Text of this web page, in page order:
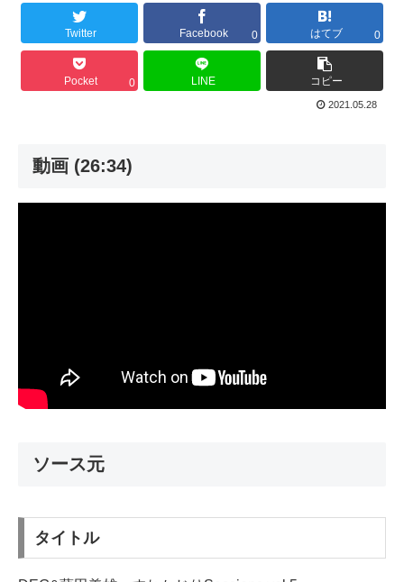
Twitter Facebook 0 はてブ 0
Pocket 0 LINE コピー
2021.05.28
動画 (26:34)
ソース元
タイトル